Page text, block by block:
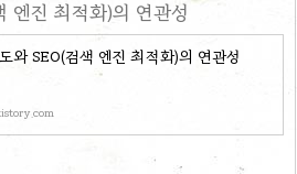
엔진 최적화)의 연관성
와 SEO(검색 엔진 최적화)의 연관성